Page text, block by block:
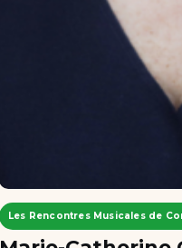
Les Rencontres Musicales de